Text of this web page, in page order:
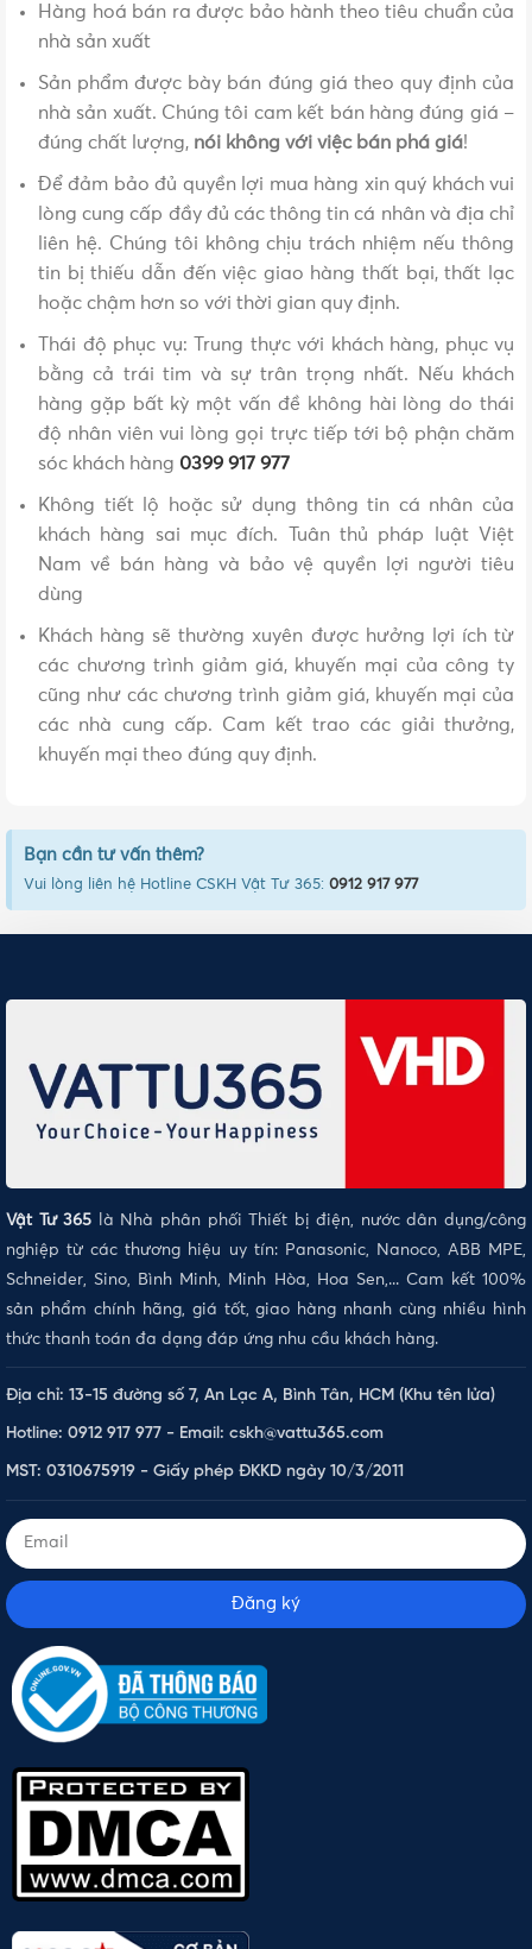
Hàng hoá bán ra được bảo hành theo tiêu chuẩn của
nhà sản xuất
Sản phẩm được bày bán đúng giá theo quy định của
nhà sản xuất. Chúng tôi cam kết bán hàng đúng giá –
đúng chất lượng, nói không với việc bán phá giá!
Để đảm bảo đủ quyền lợi mua hàng xin quý khách vui
lòng cung cấp đầy đủ các thông tin cá nhân và địa chỉ
liên hệ. Chúng tôi không chịu trách nhiệm nếu thông
tin bị thiếu dẫn đến việc giao hàng thất bại, thất lạc
hoặc chậm hơn so với thời gian quy định.
Thái độ phục vụ: Trung thực với khách hàng, phục vụ
bằng cả trái tim và sự trân trọng nhất. Nếu khách
hàng gặp bất kỳ một vấn đề không hài lòng do thái
độ nhân viên vui lòng gọi trực tiếp tới bộ phận chăm
sóc khách hàng 0399 917 977
Không tiết lộ hoặc sử dụng thông tin cá nhân của
khách hàng sai mục đích. Tuân thủ pháp luật Việt
Nam về bán hàng và bảo vệ quyền lợi người tiêu
dùng
Khách hàng sẽ thường xuyên được hưởng lợi ích từ
các chương trình giảm giá, khuyến mại của công ty
cũng như các chương trình giảm giá, khuyến mại của
các nhà cung cấp. Cam kết trao các giải thưởng,
khuyến mại theo đúng quy định.
Bạn cần tư vấn thêm?
Vui lòng liên hệ Hotline CSKH Vật Tư 365: 0912 917 977
Vật Tư 365 là Nhà phân phối Thiết bị điện, nước dân dụng/công
nghiệp từ các thương hiệu uy tín: Panasonic, Nanoco, ABB MPE,
Schneider, Sino, Bình Minh, Minh Hòa, Hoa Sen,... Cam kết 100%
sản phẩm chính hãng, giá tốt, giao hàng nhanh cùng nhiều hình
thức thanh toán đa dạng đáp ứng nhu cầu khách hàng.
Địa chỉ: 13-15 đường số 7, An Lạc A, Bình Tân, HCM (Khu tên lửa)
Hotline: 0912 917 977 - Email: cskh@vattu365.com
MST: 0310675919 - Giấy phép ĐKKD ngày 10/3/2011
Đăng ký